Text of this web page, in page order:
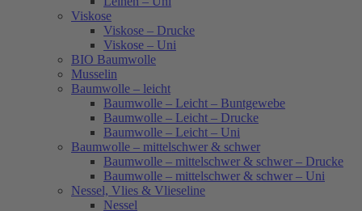
Viskose
Viskose – Drucke
Viskose – Uni
BIO Baumwolle
Musselin
Baumwolle – leicht
Baumwolle – Leicht – Buntgewebe
Baumwolle – Leicht – Drucke
Baumwolle – Leicht – Uni
Baumwolle – mittelschwer & schwer
Baumwolle – mittelschwer & schwer – Drucke
Baumwolle – mittelschwer & schwer – Uni
Nessel, Vlies & Vlieseline
Nessel